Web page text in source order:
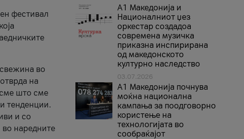
фестивал
во
на
сме што сме
тенденции.
и со
во наредните
А1 Македонија и
Националниот џез
оркестар создадоа
современа музичка
приказна инспирирана
од македонското
културно наследство
03.07.2026
A1 Македонија почнува
моќна национална
кампања за поодговорно
користење на
технологијата во
сообраќајот